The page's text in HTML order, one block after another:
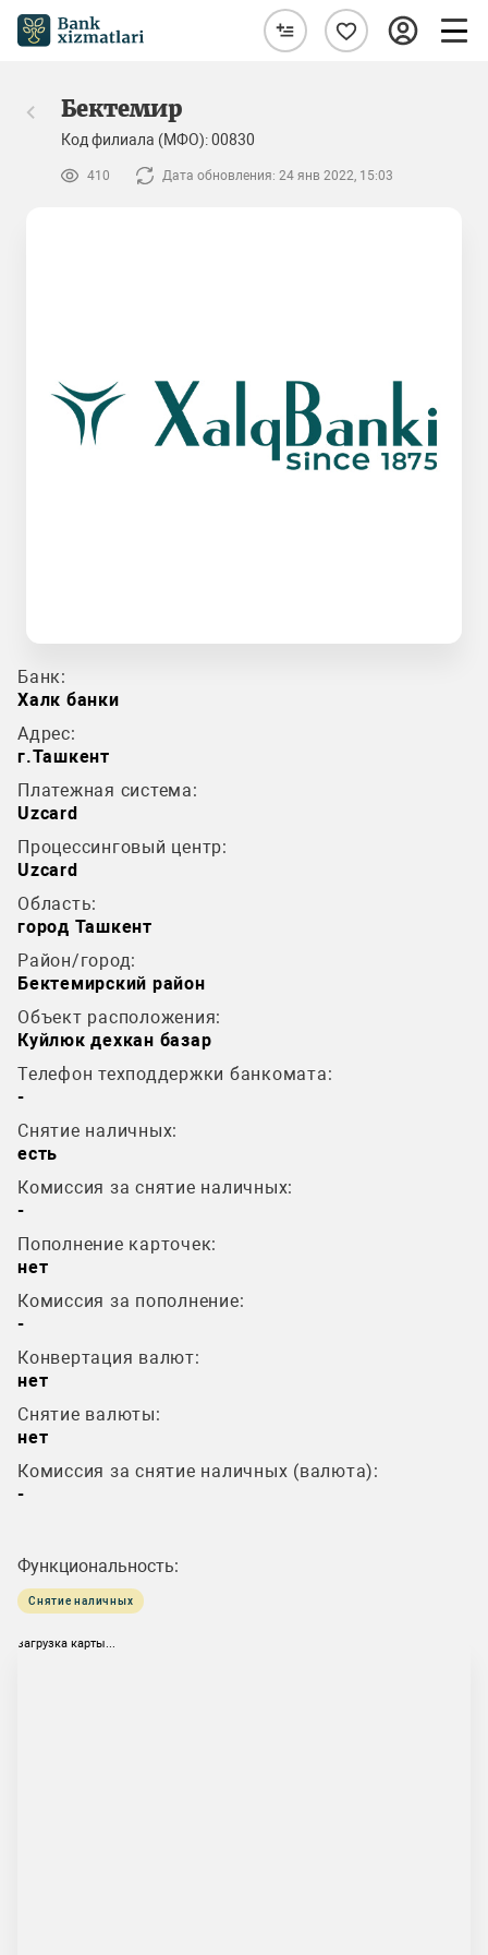
Бектемир
Код филиала (МФО): 00830
410 Дата обновления: 24 янв 2022, 15:03
Банк:
Халк банки
Адрес:
г.Ташкент
Платежная система:
Uzcard
Процессинговый центр:
Uzcard
Область:
город Ташкент
Район/город:
Бектемирский район
Объект расположения:
Куйлюк дехкан базар
Телефон техподдержки банкомата:
-
Снятие наличных:
есть
Комиссия за снятие наличных:
-
Пополнение карточек:
нет
Комиссия за пополнение:
-
Конвертация валют:
нет
Снятие валюты:
нет
Комиссия за снятие наличных (валюта):
-
Функциональность:
Снятие наличных
загрузка карты...